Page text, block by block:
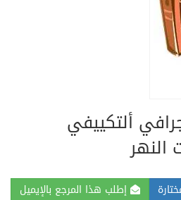
ألتكييفي
النهر
إطلب هذا المرجع بالإيميل